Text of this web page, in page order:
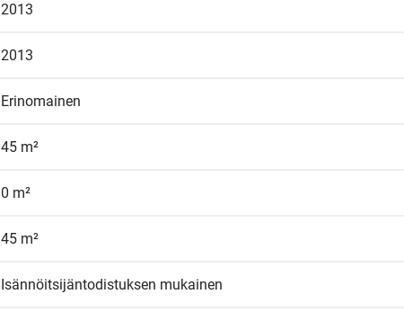
2013
2013
Erinomainen
45 m²
0 m²
45 m²
Isännöitsijäntodistuksen mukainen